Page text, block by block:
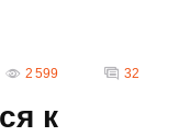
2 599 32
к